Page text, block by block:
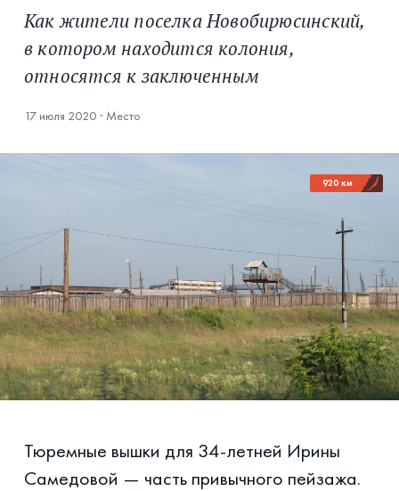
Как жители поселка Новобирюсинский,
в котором находится колония,
относятся к заключенным
17 июля 2020 · Место
920 км
Тюремные вышки для 34-летней Ирины
Самедовой — часть привычного пейзажа.